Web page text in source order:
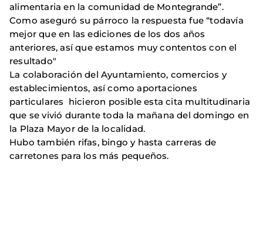
alimentaria en la comunidad de Montegrande”.
Como aseguró su párroco la respuesta fue “todavía
mejor que en las ediciones de los dos años
anteriores, así que estamos muy contentos con el
resultado"
La colaboración del Ayuntamiento, comercios y
establecimientos, así como aportaciones
particulares hicieron posible esta cita multitudinaria
que se vivió durante toda la mañana del domingo en
la Plaza Mayor de la localidad.
Hubo también rifas, bingo y hasta carreras de
carretones para los más pequeños.